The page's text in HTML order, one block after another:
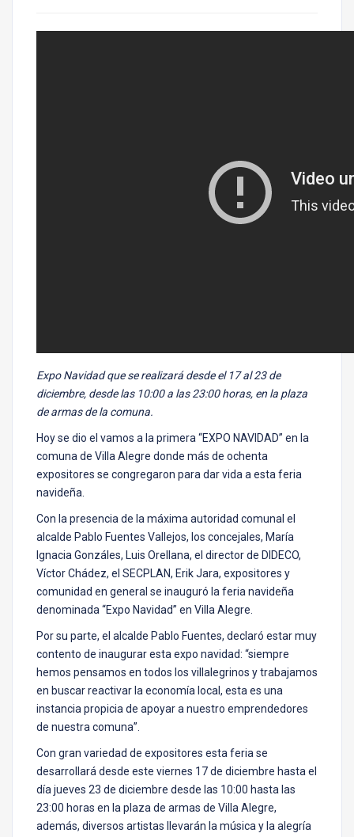
Expo Navidad que se realizará desde el 17 al 23 de
diciembre, desde las 10:00 a las 23:00 horas, en la plaza
de armas de la comuna.
Hoy se dio el vamos a la primera “EXPO NAVIDAD” en la
comuna de Villa Alegre donde más de ochenta
expositores se congregaron para dar vida a esta feria
navideña.
Con la presencia de la máxima autoridad comunal el
alcalde Pablo Fuentes Vallejos, los concejales, María
Ignacia Gonzáles, Luis Orellana, el director de DIDECO,
Víctor Chádez, el SECPLAN, Erik Jara, expositores y
comunidad en general se inauguró la feria navideña
denominada “Expo Navidad” en Villa Alegre.
Por su parte, el alcalde Pablo Fuentes, declaró estar muy
contento de inaugurar esta expo navidad: “siempre
hemos pensamos en todos los villalegrinos y trabajamos
en buscar reactivar la economía local, esta es una
instancia propicia de apoyar a nuestro emprendedores
de nuestra comuna”.
Con gran variedad de expositores esta feria se
desarrollará desde este viernes 17 de diciembre hasta el
día jueves 23 de diciembre desde las 10:00 hasta las
23:00 horas en la plaza de armas de Villa Alegre,
además, diversos artistas llevarán la música y la alegría